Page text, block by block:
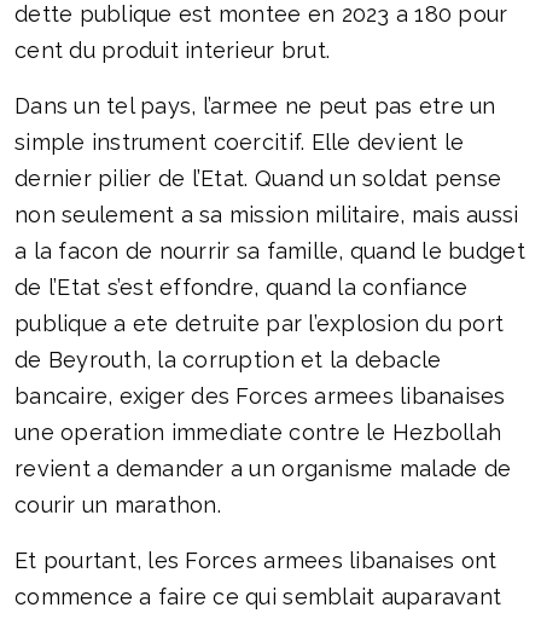
dette publique est montee en 2023 a 180 pour
cent du produit interieur brut.
Dans un tel pays, l’armee ne peut pas etre un
simple instrument coercitif. Elle devient le
dernier pilier de l’Etat. Quand un soldat pense
non seulement a sa mission militaire, mais aussi
a la facon de nourrir sa famille, quand le budget
de l’Etat s’est effondre, quand la confiance
publique a ete detruite par l’explosion du port
de Beyrouth, la corruption et la debacle
bancaire, exiger des Forces armees libanaises
une operation immediate contre le Hezbollah
revient a demander a un organisme malade de
courir un marathon.
Et pourtant, les Forces armees libanaises ont
commence a faire ce qui semblait auparavant